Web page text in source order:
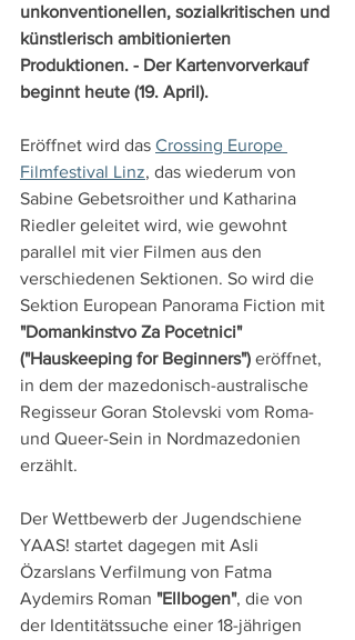
unkonventionellen, sozialkritischen und
künstlerisch ambitionierten
Produktionen. - Der Kartenvorverkauf
beginnt heute (19. April).
Eröffnet wird das Crossing Europe
Filmfestival Linz, das wiederum von
Sabine Gebetsroither und Katharina
Riedler geleitet wird, wie gewohnt
parallel mit vier Filmen aus den
verschiedenen Sektionen. So wird die
Sektion European Panorama Fiction mit
"Domankinstvo Za Pocetnici"
("Hauskeeping for Beginners") eröffnet,
in dem der mazedonisch-australische
Regisseur Goran Stolevski vom Roma-
und Queer-Sein in Nordmazedonien
erzählt.
Der Wettbewerb der Jugendschiene
YAAS! startet dagegen mit Asli
Özarslans Verfilmung von Fatma
Aydemirs Roman "Ellbogen", die von
der Identitätssuche einer 18-jährigen